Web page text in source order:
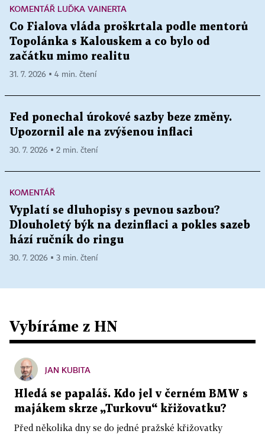
KOMENTÁŘ LUĎKA VAINERTA
Co Fialova vláda proškrtala podle mentorů
Topolánka s Kalouskem a co bylo od
začátku mimo realitu
31. 7. 2026 ▪ 4 min. čtení
Fed ponechal úrokové sazby beze změny.
Upozornil ale na zvýšenou inflaci
30. 7. 2026 ▪ 2 min. čtení
KOMENTÁŘ
Vyplatí se dluhopisy s pevnou sazbou?
Dlouholetý býk na dezinflaci a pokles sazeb
hází ručník do ringu
30. 7. 2026 ▪ 3 min. čtení
Vybíráme z HN
JAN KUBITA
Hledá se papaláš. Kdo jel v černém BMW s
majákem skrze „Turkovu“ křižovatku?
Před několika dny se do jedné pražské křižovatky